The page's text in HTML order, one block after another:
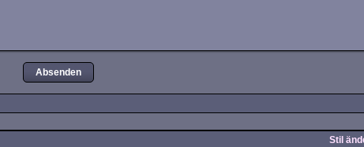
Stil